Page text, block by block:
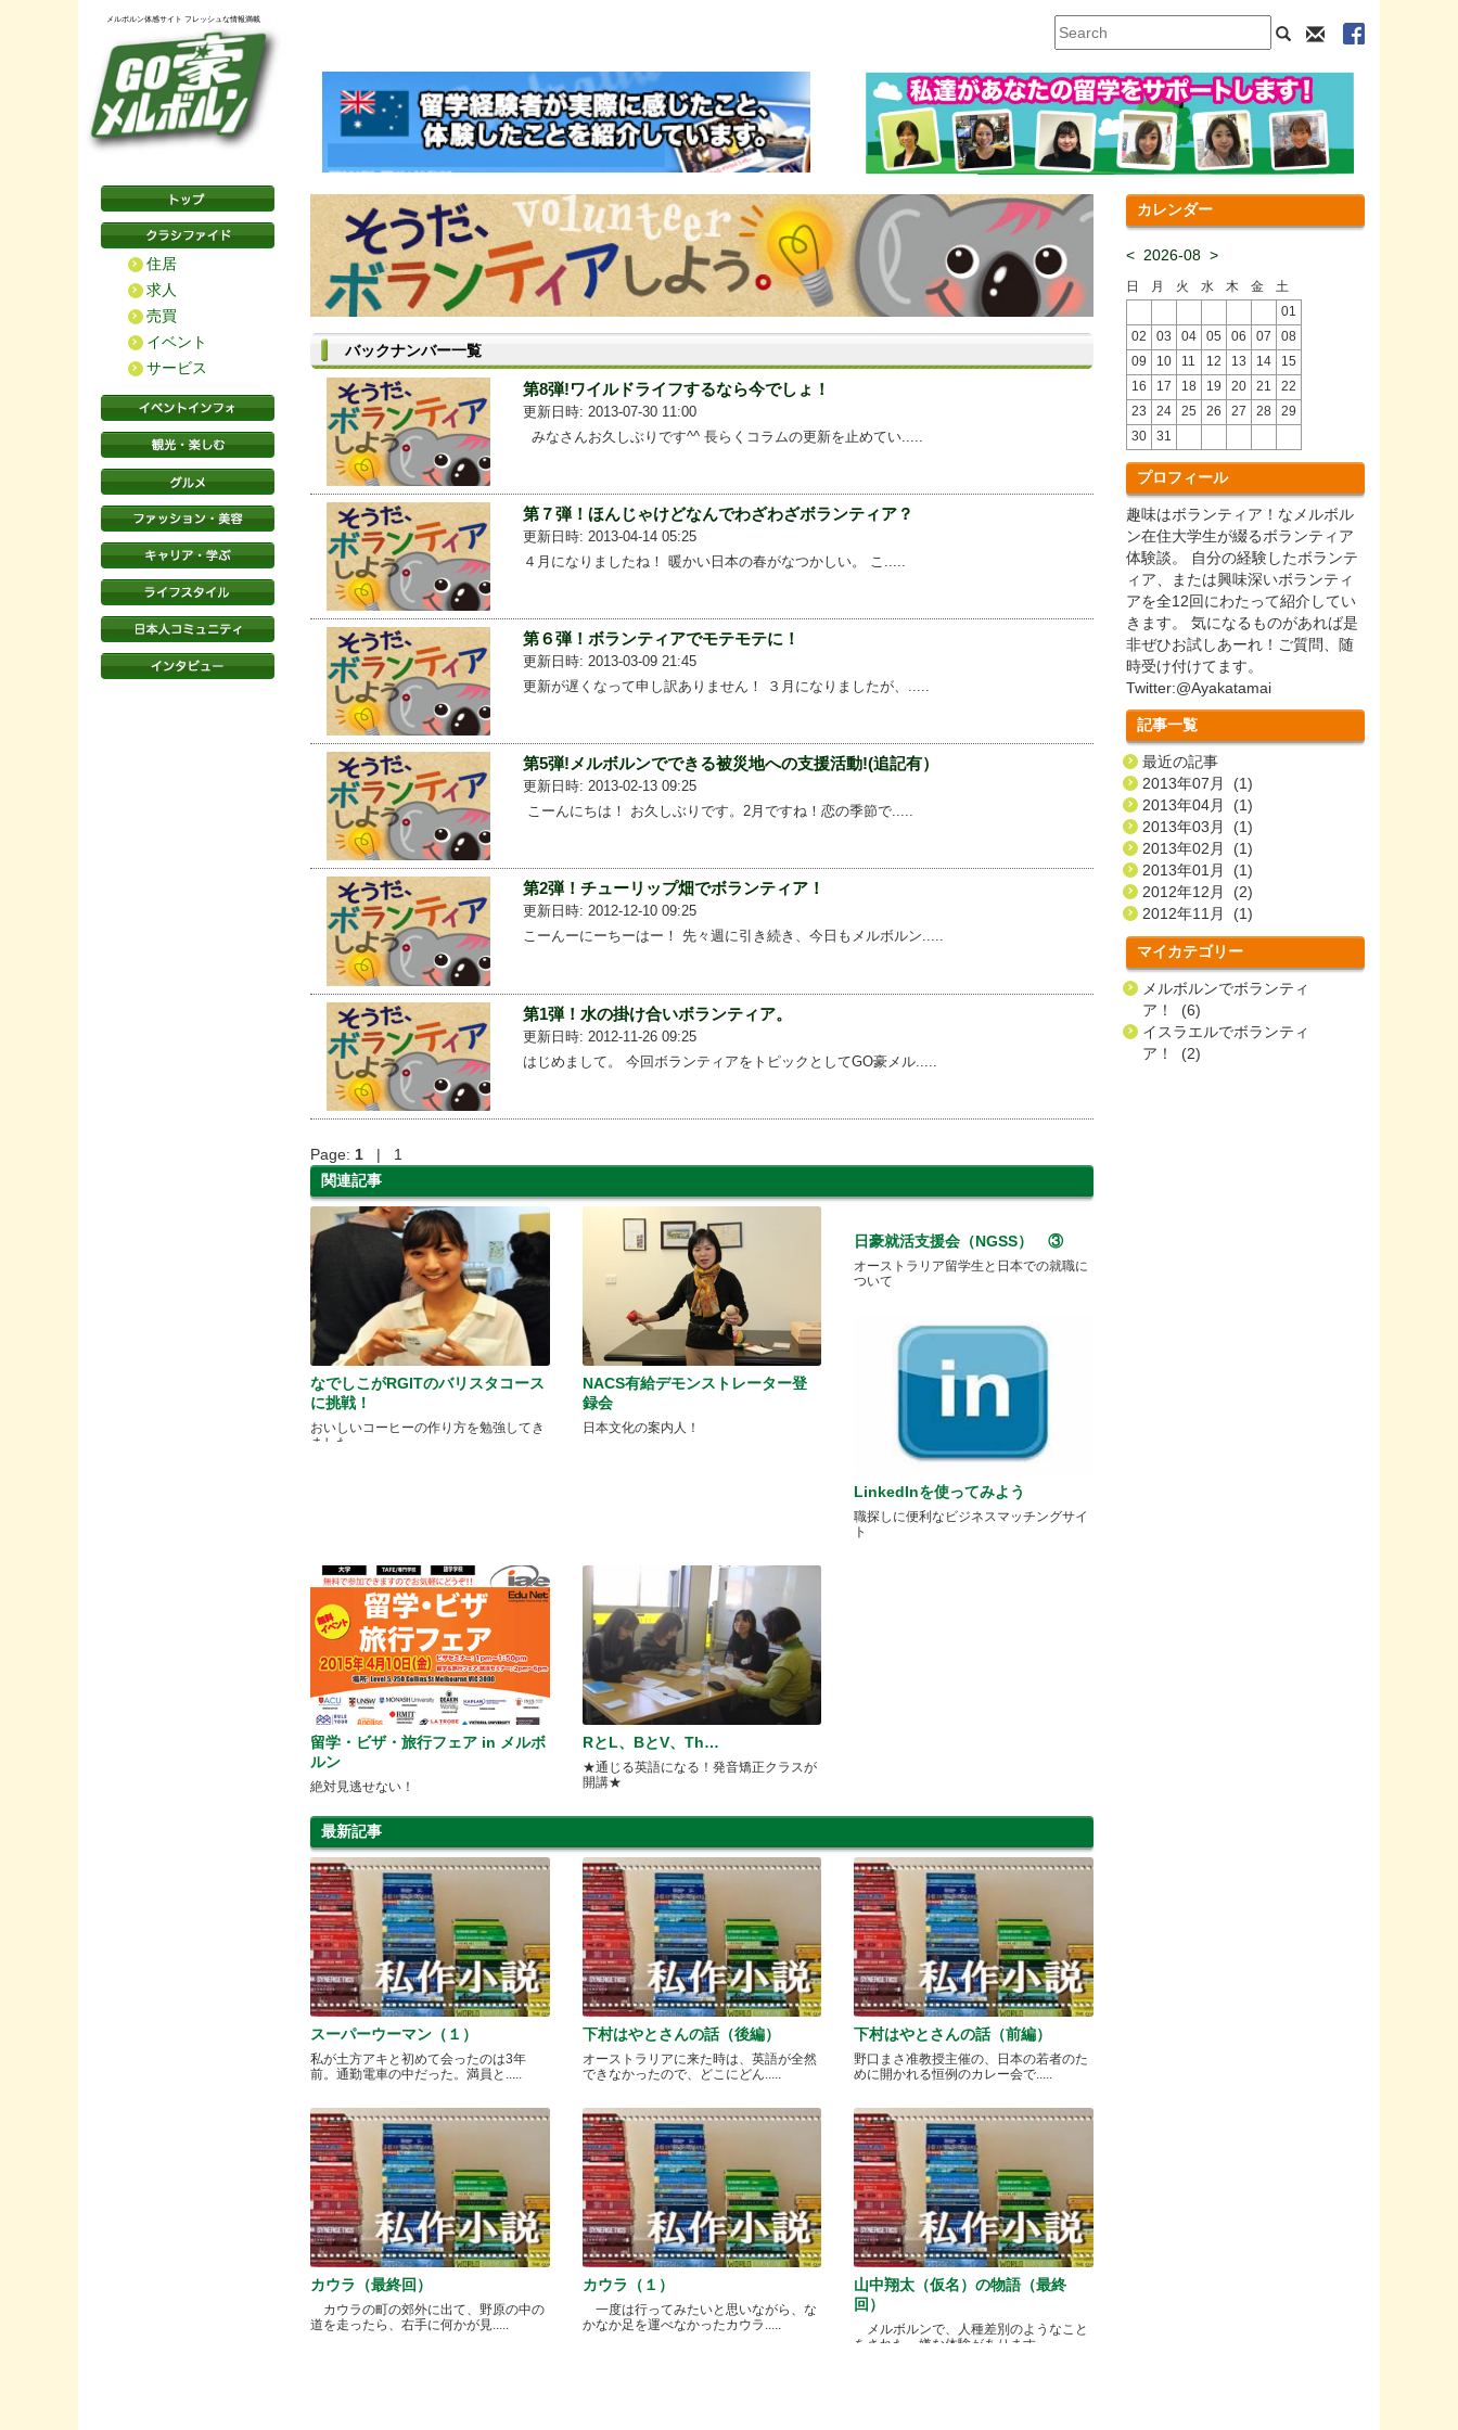
メルボルン体感サイト フレッシュな情報満載
住居
求人
売買
イベント
サービス
バックナンバー一覧
第8弾!ワイルドライフするなら今でしょ！
更新日時: 2013-07-30 11:00
みなさんお久しぶりです^^ 長らくコラムの更新を止めてい.....
第７弾！ほんじゃけどなんでわざわざボランティア？
更新日時: 2013-04-14 05:25
４月になりましたね！ 暖かい日本の春がなつかしい。 こ.....
第６弾！ボランティアでモテモテに！
更新日時: 2013-03-09 21:45
更新が遅くなって申し訳ありません！ ３月になりましたが、.....
第5弾!メルボルンでできる被災地への支援活動!(追記有）
更新日時: 2013-02-13 09:25
こーんにちは！ お久しぶりです。2月ですね！恋の季節で.....
第2弾！チューリップ畑でボランティア！
更新日時: 2012-12-10 09:25
こーんーにーちーはー！ 先々週に引き続き、今日もメルボルン.....
第1弾！水の掛け合いボランティア。
更新日時: 2012-11-26 09:25
はじめまして。 今回ボランティアをトピックとしてGO豪メル.....
Page: 1 | 1
関連記事
なでしこがRGITのバリスタコース
に挑戦！
おいしいコーヒーの作り方を勉強してき
ました。
NACS有給デモンストレーター登
録会
日本文化の案内人！
日豪就活支援会（NGSS） ③
オーストラリア留学生と日本での就職に
ついて
LinkedInを使ってみよう
職探しに便利なビジネスマッチングサイ
ト
留学・ビザ・旅行フェア in メルボ
ルン
絶対見逃せない！
RとL、BとV、Th…
★通じる英語になる！発音矯正クラスが
開講★
最新記事
スーパーウーマン（１）
私が土方アキと初めて会ったのは3年
前。通勤電車の中だった。満員と.....
下村はやとさんの話（後編）
オーストラリアに来た時は、英語が全然
できなかったので、どこにどん.....
下村はやとさんの話（前編）
野口まさ准教授主催の、日本の若者のた
めに開かれる恒例のカレー会で.....
カウラ（最終回）
カウラの町の郊外に出て、野原の中の
道を走ったら、右手に何かが見.....
カウラ（１）
一度は行ってみたいと思いながら、な
かなか足を運べなかったカウラ.....
山中翔太（仮名）の物語（最終
回）
メルボルンで、人種差別のようなこと
をされた、嫌な体験があります.....
カレンダー
< 2026-08 >
日 月 火 水 木 金
土
01
02
03 04 05 06 07
08
09
10 11 12 13 14
15
16
17 18 19 20 21
22
23
24 25 26 27 28
29
30
31
プロフィール
趣味はボランティア！なメルボル
ン在住大学生が綴るボランティア
体験談。 自分の経験したボランテ
ィア、または興味深いボランティ
アを全12回にわたって紹介してい
きます。 気になるものがあれば是
非ぜひお試しあーれ！ご質問、随
時受け付けてます。
Twitter:@Ayakatamai
記事一覧
最近の記事
2013年07月 (1)
2013年04月 (1)
2013年03月 (1)
2013年02月 (1)
2013年01月 (1)
2012年12月 (2)
2012年11月 (1)
マイカテゴリー
メルボルンでボランティ
ア！ (6)
イスラエルでボランティ
ア！ (2)